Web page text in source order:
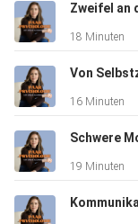
⁠Mein neues Buch⁠
zu verändern und
18 Minuten
16 Minuten
19 Minuten